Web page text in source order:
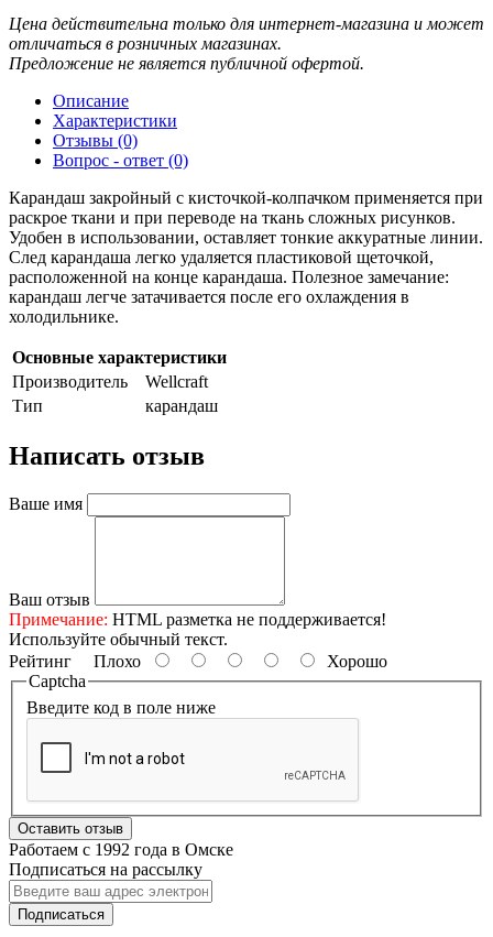
Цена действительна только для интернет-магазина и может
отличаться в розничных магазинах.
Предложение не является публичной офертой.
Описание
Характеристики
Отзывы (0)
Вопрос - ответ (0)
Карандаш закройный с кисточкой-колпачком применяется при
раскрое ткани и при переводе на ткань сложных рисунков.
Удобен в использовании, оставляет тонкие аккуратные линии.
След карандаша легко удаляется пластиковой щеточкой,
расположенной на конце карандаша. Полезное замечание:
карандаш легче затачивается после его охлаждения в
холодильнике.
Основные характеристики
Производитель
Wellcraft
Тип
карандаш
Написать отзыв
Ваше имя
Ваш отзыв
Примечание: HTML разметка не поддерживается!
Используйте обычный текст.
Рейтинг Плохо
Хорошо
Captcha
Введите код в поле ниже
Оставить отзыв
Работаем с 1992 года в Омске
Подписаться на рассылку
Подписаться